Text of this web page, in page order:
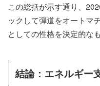
この総括が示す通り、
ックして弾道をオートマ
としての性格を決定的な
結論：エネルギー